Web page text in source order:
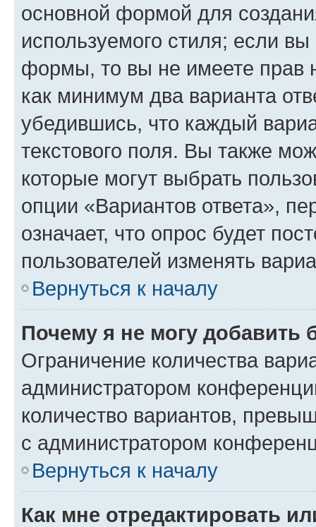
основной формой для
используемого стиля; если
формы, то вы не имеете прав
как минимум два варианта
убедившись, что каждый
текстового поля. Вы также
которые могут выбрать
опции «Вариантов ответа»,
означает, что опрос будет
пользователей изменять
Вернуться к началу
Почему я не могу добавить
Ограничение количества
администратором
количество вариантов,
с администратором
Вернуться к началу
Как мне отредактировать